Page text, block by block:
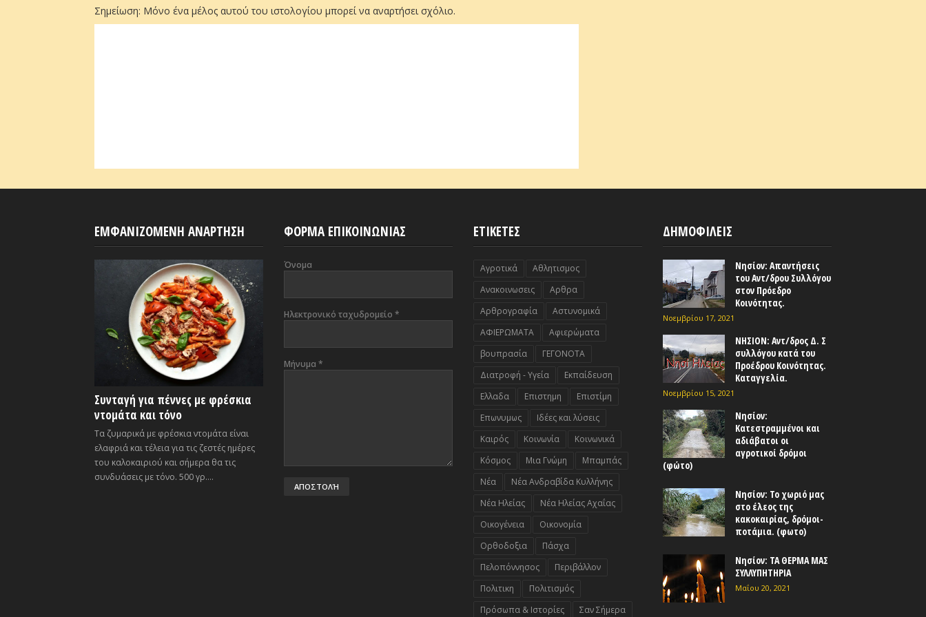
Σημείωση: Μόνο ένα μέλος αυτού του ιστολογίου μπορεί να αναρτήσει σχόλιο.
ΕΜΦΑΝΙΖΟΜΕΝΗ ΑΝΑΡΤΗΣΗ
Συνταγή για πέννες με φρέσκια
ντομάτα και τόνο
Τα ζυμαρικά με φρέσκια ντομάτα είναι
ελαφριά και τέλεια για τις ζεστές ημέρες
του καλοκαιριού και σήμερα θα τις
συνδυάσεις με τόνο. 500 γρ....
ΦΟΡΜΑ ΕΠΙΚΟΙΝΩΝΙΑΣ
Όνομα
Ηλεκτρονικό ταχυδρομείο *
Μήνυμα *
ΕΤΙΚΕΤΕΣ
Αγροτικά
Αθλητισμος
Ανακοινωσεις
Αρθρα
Αρθρογραφία
Αστυνομικά
ΑΦΙΕΡΩΜΑΤΑ
Αφιερώματα
βουπρασία
ΓΕΓΟΝΟΤΑ
Διατροφή - Υγεία
Εκπαίδευση
Ελλαδα
Επιστημη
Επιστίμη
Επωνυμως
Ιδέες και λύσεις
Καιρός
Κοινωνία
Κοινωνικά
Κόσμος
Μια Γνώμη
Μπαμπάς
Νέα
Νέα Ανδραβίδα Κυλλήνης
Νέα Ηλείας
Νέα Ηλείας Αχαΐας
Οικογένεια
Οικονομία
Ορθοδοξια
Πάσχα
Πελοπόννησος
Περιβάλλον
Πολιτικη
Πολιτισμός
Πρόσωπα & Ιστορίες
Σαν Σήμερα
ΔΗΜΟΦΙΛΕΙΣ
Νησίον: Απαντήσεις
του Αντ/δρου Συλλόγου
στον Πρόεδρο
Κοινότητας.
Νοεμβρίου 17, 2021
ΝΗΣΙΟΝ: Αντ/δρος Δ. Σ
συλλόγου κατά του
Προέδρου Κοινότητας.
Καταγγελία.
Νοεμβρίου 15, 2021
Νησίον:
Κατεστραμμένοι και
αδιάβατοι οι
αγροτικοί δρόμοι
(φώτο)
Νησίον: Το χωριό μας
στο έλεος της
κακοκαιρίας, δρόμοι-
ποτάμια. (φωτο)
Νησίον: ΤΑ ΘΕΡΜΑ ΜΑΣ
ΣΥΛΛΥΠΗΤΗΡΙΑ
Μαΐου 20, 2021